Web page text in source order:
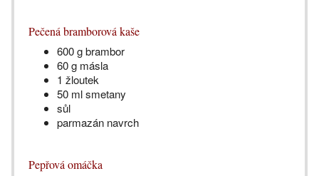
Pečená bramborová kaše
600 g brambor
60 g másla
1 žloutek
50 ml smetany
sůl
parmazán navrch
Pepřová omáčka